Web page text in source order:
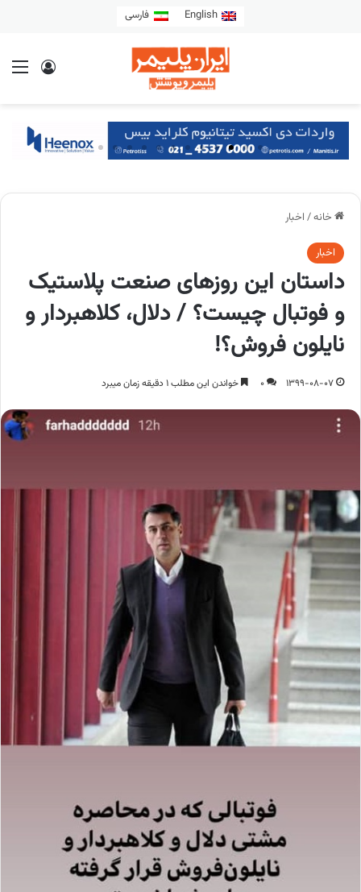
English فارسی
خانه/ اخبار
اخبار
داستان این روزهای صنعت پلاستیک
و فوتبال چیست؟ / دلال، کلاهبردار و
نایلون فروش؟!
1399-08-07
0 خواندن این مطلب 1 دقیقه زمان میبرد